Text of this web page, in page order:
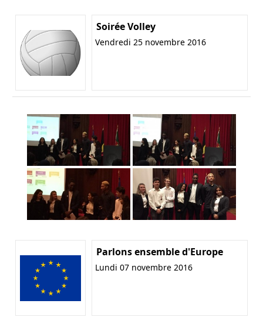
Soirée Volley
Vendredi 25 novembre 2016
Parlons ensemble d'Europe
Lundi 07 novembre 2016